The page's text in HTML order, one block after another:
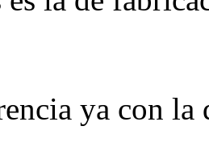
ya con la